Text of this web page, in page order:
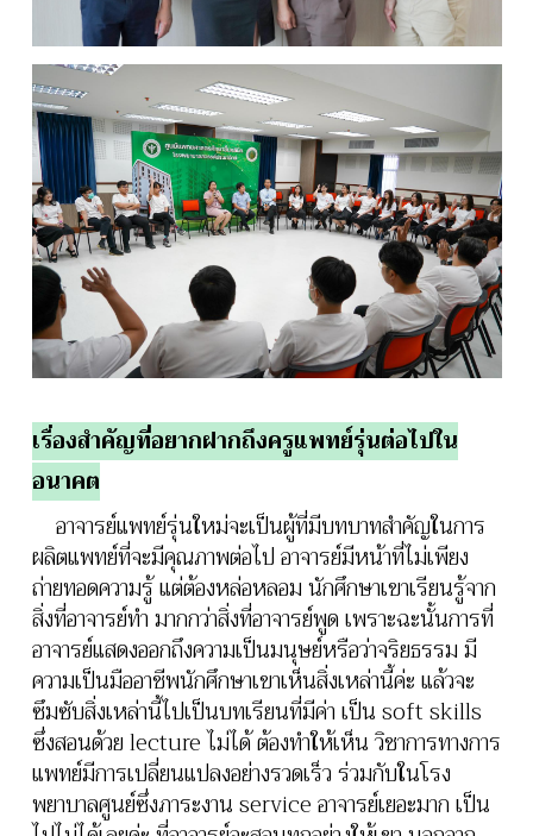
เรื่องสำคัญที่อยากฝากถึงครูแพทย์รุ่นต่อไปใน
อนาคต
อาจารย์แพทย์รุ่นใหม่จะเป็นผู้ที่มีบทบาทสำคัญในการ
ผลิตแพทย์ที่จะมีคุณภาพต่อไป อาจารย์มีหน้าที่ไม่เพียง
ถ่ายทอดความรู้ แต่ต้องหล่อหลอม นักศึกษาเขาเรียนรู้จาก
สิ่งที่อาจารย์ทำ มากกว่าสิ่งที่อาจารย์พูด เพราะฉะนั้นการที่
อาจารย์แสดงออกถึงความเป็นมนุษย์หรือว่าจริยธรรม มี
ความเป็นมืออาชีพนักศึกษาเขาเห็นสิ่งเหล่านี้ค่ะ แล้วจะ
ซึมซับสิ่งเหล่านี้ไปเป็นบทเรียนที่มีค่า เป็น soft skills
ซึ่งสอนด้วย lecture ไม่ได้ ต้องทำให้เห็น วิชาการทางการ
แพทย์มีการเปลี่ยนแปลงอย่างรวดเร็ว ร่วมกับในโรง
พยาบาลศูนย์ซึ่งภาระงาน service อาจารย์เยอะมาก เป็น